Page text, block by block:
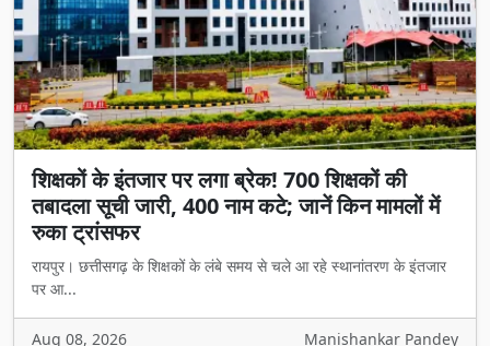
शिक्षकों के इंतजार पर लगा ब्रेक! 700 शिक्षकों की
तबादला सूची जारी, 400 नाम कटे; जानें किन मामलों में
रुका ट्रांसफर
रायपुर। छत्तीसगढ़ के शिक्षकों के लंबे समय से चले आ रहे स्थानांतरण के इंतजार
पर आ...
Aug 08, 2026 Manishankar Pandey